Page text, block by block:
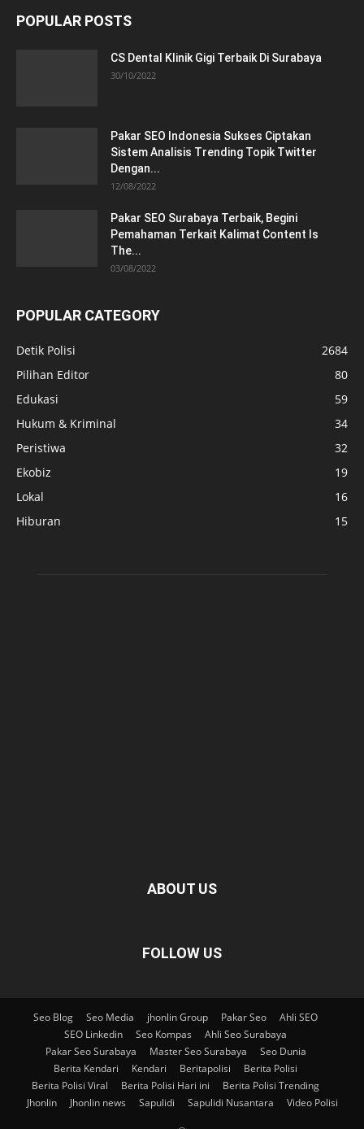
POPULAR POSTS
CS Dental Klinik Gigi Terbaik Di Surabaya
30/10/2022
Pakar SEO Indonesia Sukses Ciptakan
Sistem Analisis Trending Topik Twitter
Dengan...
12/08/2022
Pakar SEO Surabaya Terbaik, Begini
Pemahaman Terkait Kalimat Content Is
The...
03/08/2022
POPULAR CATEGORY
Detik Polisi
2684
Pilihan Editor
80
Edukasi
59
Hukum & Kriminal
34
Peristiwa
32
Ekobiz
19
Lokal
16
Hiburan
15
ABOUT US
FOLLOW US
Seo Blog Seo Media jhonlin Group Pakar Seo
Ahli SEO
SEO Linkedin
Seo Kompas
Ahli Seo Surabaya
Pakar Seo Surabaya
Master Seo Surabaya
Seo Dunia
Berita Kendari
Kendari Beritapolisi
Berita Polisi
Berita Polisi Viral
Berita Polisi Hari ini
Berita Polisi Trending
Jhonlin
Jhonlin news Sapulidi Sapulidi Nusantara Video Polisi